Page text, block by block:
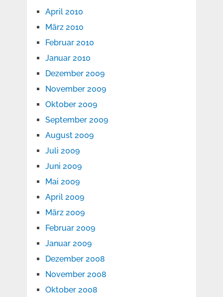
April 2010
März 2010
Februar 2010
Januar 2010
Dezember 2009
November 2009
Oktober 2009
September 2009
August 2009
Juli 2009
Juni 2009
Mai 2009
April 2009
März 2009
Februar 2009
Januar 2009
Dezember 2008
November 2008
Oktober 2008